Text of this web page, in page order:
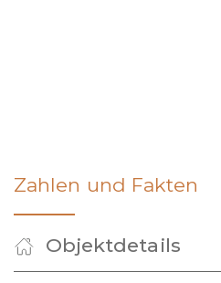
Zahlen und Fakten
Objektdetails